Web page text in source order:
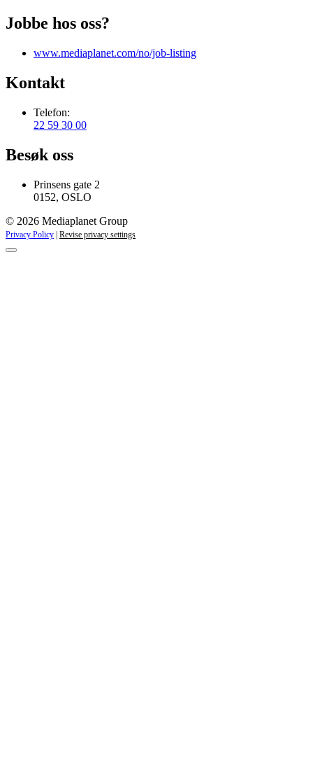
Jobbe hos oss?
www.mediaplanet.com/no/job-listing
Kontakt
Telefon:
22 59 30 00
Besøk oss
Prinsens gate 2
0152, OSLO
© 2026 Mediaplanet Group
Privacy Policy | Revise privacy settings